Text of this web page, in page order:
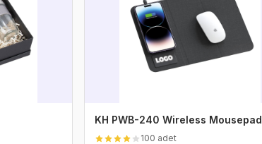
KH PWB-240 Wireless Mousepad
100 adet